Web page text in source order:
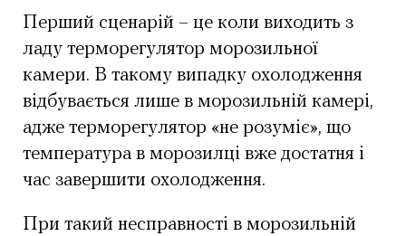
Перший сценарій – це коли виходить з
ладу терморегулятор морозильної
камери. В такому випадку охолодження
відбувається лише в морозильній камері,
адже терморегулятор «не розуміє», що
температура в морозилці вже достатня і
час завершити охолодження.
При такий несправності в морозильній